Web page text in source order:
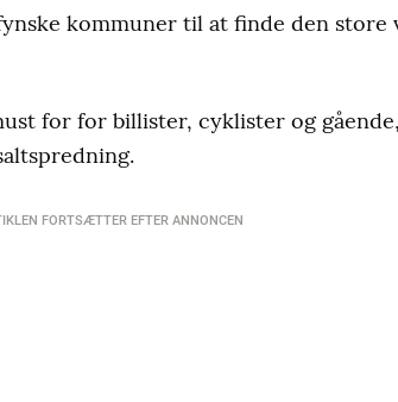
kommuner til at finde den store
for for billister, cyklister og
FORTSÆTTER EFTER ANNONCEN